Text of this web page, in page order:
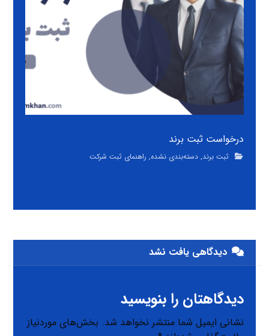
درخواست ثبت برند
ثبت برند,دسته‌بندی نشده, راهنمای ثبت شرکت
دیدگاهی یافت نشد
دیدگاهتان را بنویسید
نشانی ایمیل شما منتشر نخواهد شد. بخش‌های موردنیاز